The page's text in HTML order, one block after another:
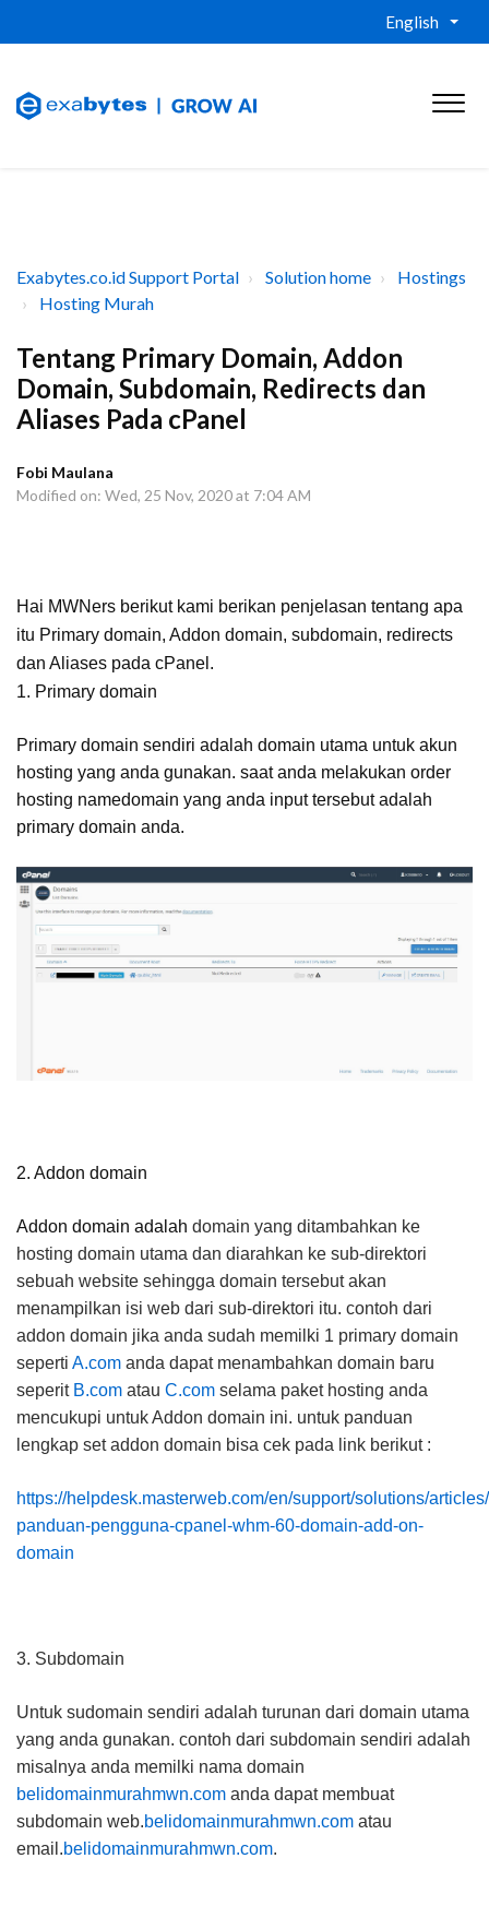
English
Exabytes.co.id Support Portal Solution home
Hostings
Hosting Murah
Tentang Primary Domain, Addon
Domain, Subdomain, Redirects dan
Aliases Pada cPanel
Fobi Maulana
Modified on: Wed, 25 Nov, 2020 at 7:04 AM
Hai MWNers berikut kami berikan penjelasan tentang apa
itu Primary domain, Addon domain, subdomain, redirects
dan Aliases pada cPanel.
1. Primary domain
Primary domain sendiri adalah domain utama untuk akun
hosting yang anda gunakan. saat anda melakukan order
hosting namedomain yang anda input tersebut adalah
primary domain anda.
2. Addon domain
Addon domain adalah domain yang ditambahkan ke
hosting domain utama dan diarahkan ke sub-direktori
sebuah website sehingga domain tersebut akan
menampilkan isi web dari sub-direktori itu. contoh dari
addon domain jika anda sudah memilki 1 primary domain
seperti A.com anda dapat menambahkan domain baru
seperit B.com atau C.com selama paket hosting anda
mencukupi untuk Addon domain ini. untuk panduan
lengkap set addon domain bisa cek pada link berikut :
https://helpdesk.masterweb.com/en/support/solutions/
panduan-pengguna-cpanel-whm-60-domain-add-on-
domain
3. Subdomain
Untuk sudomain sendiri adalah turunan dari domain utama
yang anda gunakan. contoh dari subdomain sendiri adalah
misalnya anda memilki nama domain
belidomainmurahmwn.com anda dapat membuat
subdomain web.belidomainmurahmwn.com atau
email.belidomainmurahmwn.com.